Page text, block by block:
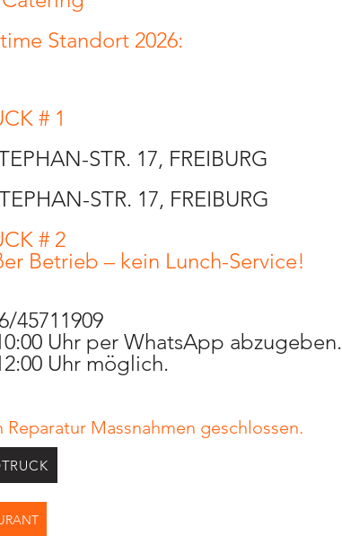
Standort 2026:
# 1​
STR. 17, FREIBURG
STR. 17, FREIBURG
# 2
Betrieb – kein Lunch-Service!
45711909
Uhr per WhatsApp abzugeben.
Uhr möglich.
Massnahmen geschlossen.